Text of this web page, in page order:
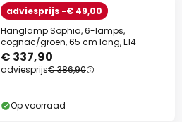
adviesprijs -€ 49,00
Hanglamp Sophia, 6-lamps,
cognac/groen, 65 cm lang, E14
€ 337,90
adviesprijs€ 386,90
Op voorraad